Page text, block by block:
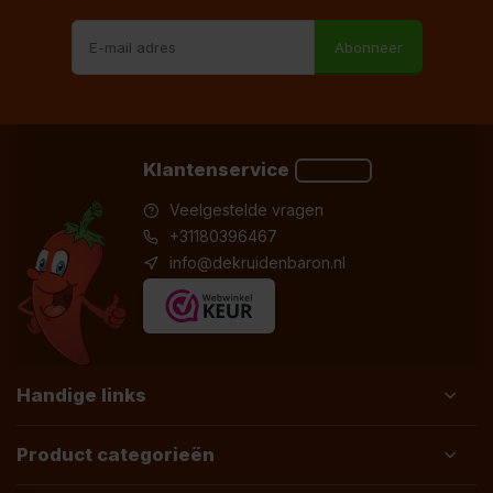
Abonneer
Klantenservice
Veelgestelde vragen
+31180396467
info@dekruidenbaron.nl
Handige links
Product categorieën